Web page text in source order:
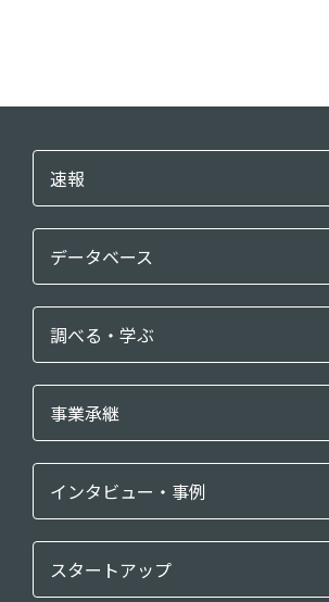
速報
データベース
調べる・学ぶ
事業承継
インタビュー・事例
スタートアップ